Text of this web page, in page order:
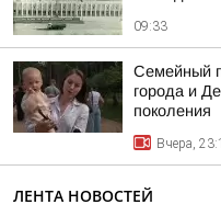
09:33
Семейный
города и
поколения
Вчера,
ЛЕНТА НОВОСТЕЙ